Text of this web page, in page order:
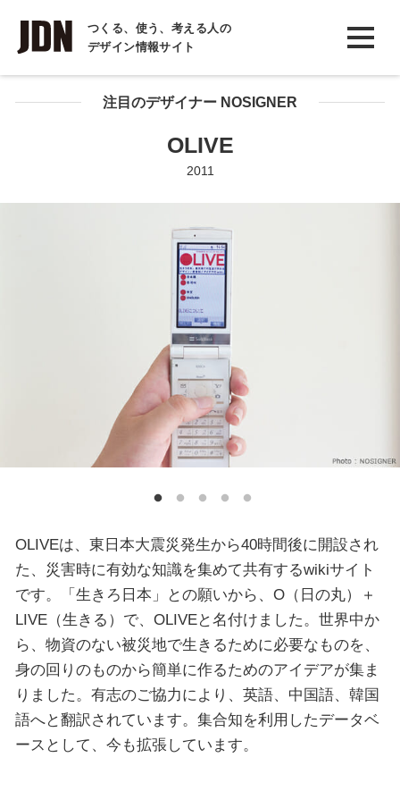
つくる、使う、考える人の
デザイン情報サイト
INTERVIEW
インタビュー
REPORT注目のデザイナー NOSIGNER
OLIVE
2011
OLIVEは、東日本大震災発生から40時間後に開設され
た、災害時に有効な知識を集めて共有するwikiサイト
です。「生きろ日本」との願いから、O（日の丸）＋
LIVE（生きる）で、OLIVEと名付けました。世界中か
ら、物資のない被災地で生きるために必要なものを、
身の回りのものから簡単に作るためのアイデアが集ま
りました。有志のご協力により、英語、中国語、韓国
語へと翻訳されています。集合知を利用したデータベ
ースとして、今も拡張しています。